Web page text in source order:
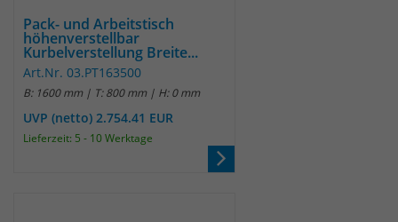
Pack- und Arbeitstisch
höhenverstellbar
Kurbelverstellung Breite...
Art.Nr. 03.PT163500
B: 1600 mm | T: 800 mm | H: 0 mm
UVP (netto) 2.754.41 EUR
Lieferzeit: 5 - 10 Werktage